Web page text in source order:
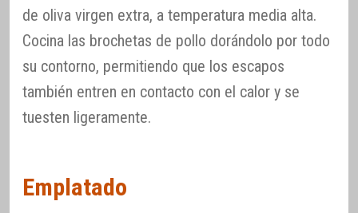
de oliva virgen extra, a temperatura media alta.
Cocina las brochetas de pollo dorándolo por todo
su contorno, permitiendo que los escapos
también entren en contacto con el calor y se
tuesten ligeramente.
Emplatado